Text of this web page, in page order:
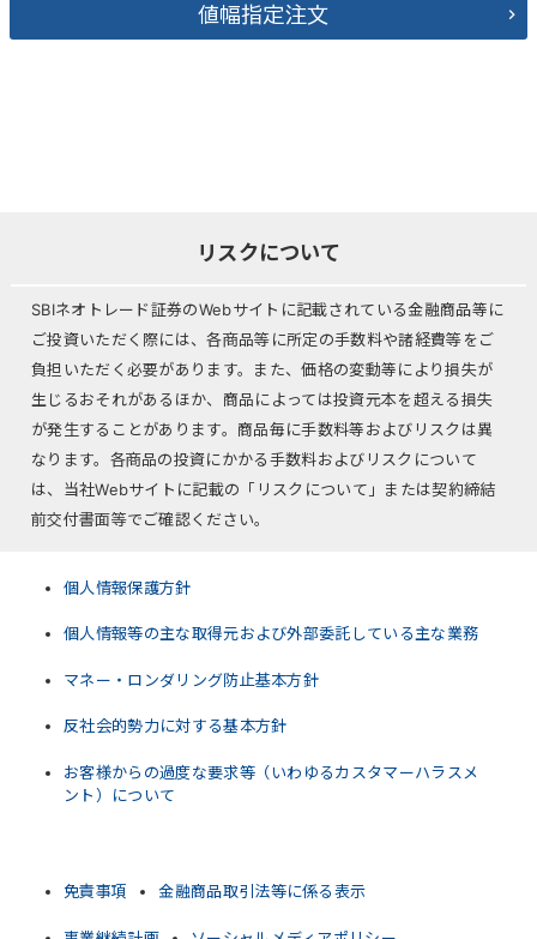
値幅指定注文
リスクについて
SBIネオトレード証券のWebサイトに記載されている金融商品等に
ご投資いただく際には、各商品等に所定の手数料や諸経費等をご
負担いただく必要があります。また、価格の変動等により損失が
生じるおそれがあるほか、商品によっては投資元本を超える損失
が発生することがあります。商品毎に手数料等およびリスクは異
なります。各商品の投資にかかる手数料およびリスクについて
は、当社Webサイトに記載の「リスクについて」または契約締結
前交付書面等でご確認ください。
個人情報保護方針
個人情報等の主な取得元および外部委託している主な業務
マネー・ロンダリング防止基本方針
反社会的勢力に対する基本方針
お客様からの過度な要求等（いわゆるカスタマーハラスメ
ント）について
免責事項 金融商品取引法等に係る表示